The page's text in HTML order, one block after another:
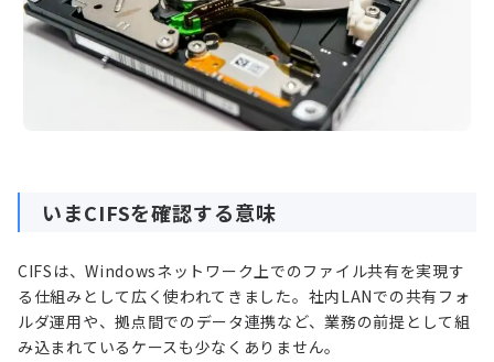
いまCIFSを確認する意味
CIFSは、Windowsネットワーク上でのファイル共有を実現す
る仕組みとして広く使われてきました。社内LANでの共有フォ
ルダ運用や、拠点間でのデータ連携など、業務の前提として組
み込まれているケースも少なくありません。